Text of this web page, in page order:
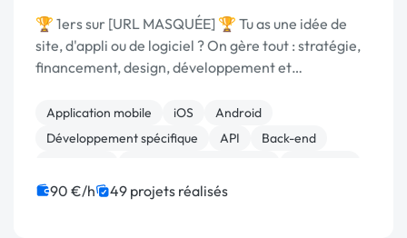
🏆 1ers sur [URL MASQUÉE] 🏆 Tu as une idée de
site, d'appli ou de logiciel ? On gère tout : stratégie,
financement, design, développement et
Application mobile iOS
Android
Développement spécifique
API
Back-end
Full-stack
90 €/h 49 projets réalisés